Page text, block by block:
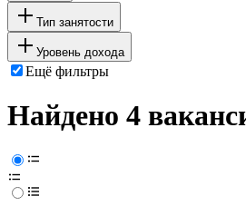
Тип занятости
Уровень дохода
Ещё фильтры
Найдено 4